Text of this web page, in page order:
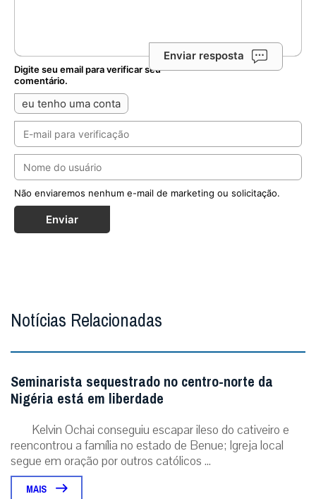
Enviar resposta
Digite seu email para verificar seu
comentário.
eu tenho uma conta
Não enviaremos nenhum e-mail de marketing ou solicitação.
Enviar
Notícias Relacionadas
Seminarista sequestrado no centro-norte da
Nigéria está em liberdade
Kelvin Ochai conseguiu escapar ileso do cativeiro e
reencontrou a família no estado de Benue; Igreja local
segue em oração por outros católicos ...
MAIS